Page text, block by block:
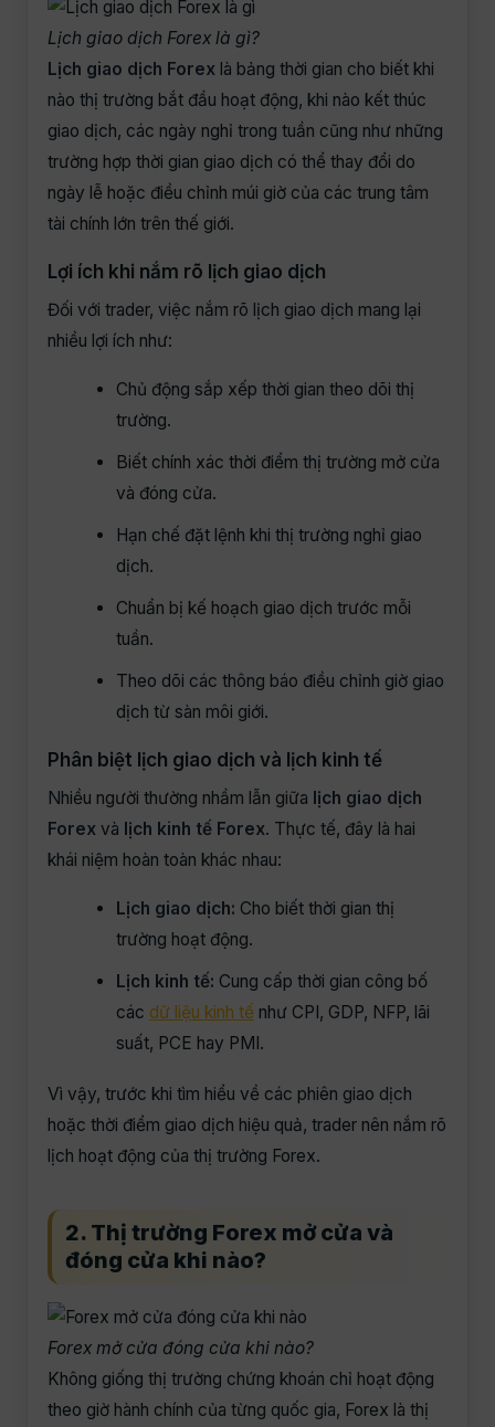
Lịch giao dịch Forex là gì?
Lịch giao dịch Forex là bảng thời gian cho biết khi
nào thị trường bắt đầu hoạt động, khi nào kết thúc
giao dịch, các ngày nghỉ trong tuần cũng như những
trường hợp thời gian giao dịch có thể thay đổi do
ngày lễ hoặc điều chỉnh múi giờ của các trung tâm
tài chính lớn trên thế giới.
Lợi ích khi nắm rõ lịch giao dịch
Đối với trader, việc nắm rõ lịch giao dịch mang lại
nhiều lợi ích như:
Chủ động sắp xếp thời gian theo dõi thị
trường.
Biết chính xác thời điểm thị trường mở cửa
và đóng cửa.
Hạn chế đặt lệnh khi thị trường nghỉ giao
dịch.
Chuẩn bị kế hoạch giao dịch trước mỗi
tuần.
Theo dõi các thông báo điều chỉnh giờ giao
dịch từ sàn môi giới.
Phân biệt lịch giao dịch và lịch kinh tế
Nhiều người thường nhầm lẫn giữa lịch giao dịch
Forex và lịch kinh tế Forex. Thực tế, đây là hai
khái niệm hoàn toàn khác nhau:
Lịch giao dịch: Cho biết thời gian thị
trường hoạt động.
Lịch kinh tế: Cung cấp thời gian công bố
các dữ liệu kinh tế như CPI, GDP, NFP, lãi
suất, PCE hay PMI.
Vì vậy, trước khi tìm hiểu về các phiên giao dịch
hoặc thời điểm giao dịch hiệu quả, trader nên nắm rõ
lịch hoạt động của thị trường Forex.
2. Thị trường Forex mở cửa và
đóng cửa khi nào?
Forex mở cửa đóng cửa khi nào?
Không giống thị trường chứng khoán chỉ hoạt động
theo giờ hành chính của từng quốc gia, Forex là thị